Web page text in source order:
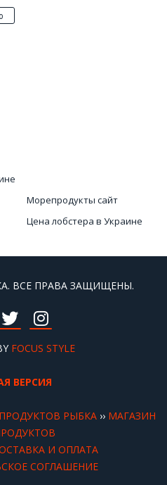
Морепродукты сайт
Цена лобстера в Украине
Чёрная икра цены
Икра рыбы купить
Улитки продажа
ВСЕ ПРАВА ЗАЩИЩЕНЫ.
FOCUS STYLE
ВЕРСИЯ
РЫБКА›› МАГАЗИН
И ОПЛАТА
СОГЛАШЕНИЕ